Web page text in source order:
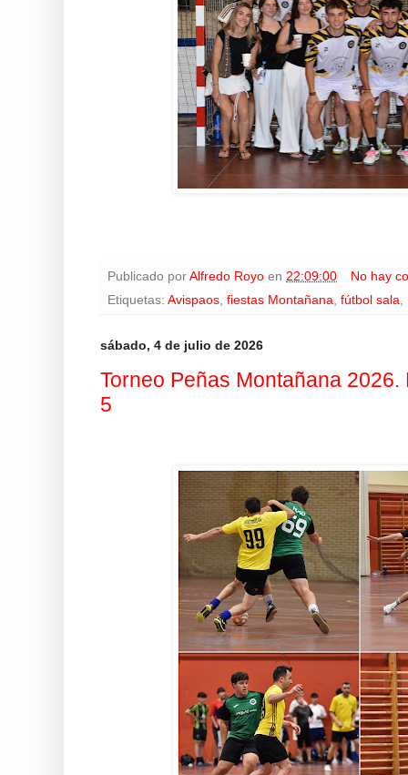
Publicado por Alfredo Royo en 22:09:00
No hay
Etiquetas: Avispaos, fiestas Montañana, fútbol sala,
sábado, 4 de julio de 2026
Torneo Peñas Montañana
5